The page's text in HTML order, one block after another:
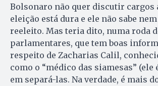
Bolsonaro não quer discutir cargos
eleição está dura e ele não sabe
reeleito. Mas teria dito, numa roda
parlamentares, que tem boas
respeito de Zacharias Calil,
como o “médico das siamesas” (ele
em separá-las. Na verdade, é mais